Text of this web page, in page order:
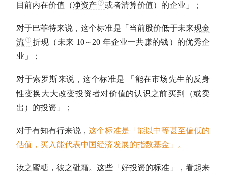
目前内在价值（净资产 或者清算价值）的企业」；
对于巴菲特来说，这个标准是「当前股价低于未来现金
流
折现（未来 10～20 年企业一共赚的钱）的优秀企
业」；
对于索罗斯来说，这个标准是 「能在市场先生的反身
性变换大大改变投资者对价值的认识之前买到（或卖
出）的投资」；
对于有知有行来说， 这个标准是「能以中等甚至偏低的
估值 ，买入能代表中国经济发展的指数基金 」。
汝之蜜糖，彼之砒霜。这些「好投资的标准」，看起来